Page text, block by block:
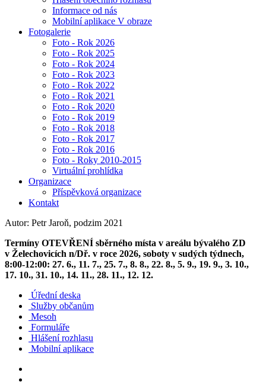
Informace od nás
Mobilní aplikace V obraze
Fotogalerie
Foto - Rok 2026
Foto - Rok 2025
Foto - Rok 2024
Foto - Rok 2023
Foto - Rok 2022
Foto - Rok 2021
Foto - Rok 2020
Foto - Rok 2019
Foto - Rok 2018
Foto - Rok 2017
Foto - Rok 2016
Foto - Roky 2010-2015
Virtuální prohlídka
Organizace
Příspěvková organizace
Kontakt
Autor: Petr Jaroň, podzim 2021
Termíny OTEVŘENÍ sběrného místa v areálu bývalého ZD
v Želechovicích n/Dř. v roce 2026, soboty v sudých týdnech,
8:00-12:00: 27. 6., 11. 7., 25. 7., 8. 8., 22. 8., 5. 9., 19. 9., 3. 10.,
17. 10., 31. 10., 14. 11., 28. 11., 12. 12.
Úřední deska
Služby občanům
Mesoh
Formuláře
Hlášení rozhlasu
Mobilní aplikace